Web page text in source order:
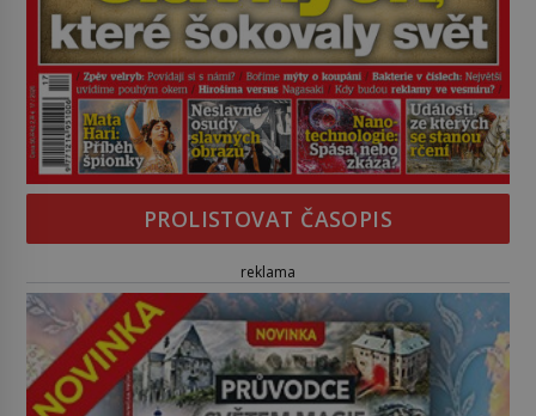
PROLISTOVAT ČASOPIS
reklama